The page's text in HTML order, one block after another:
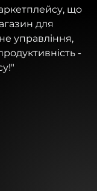
що
для
управління,
-